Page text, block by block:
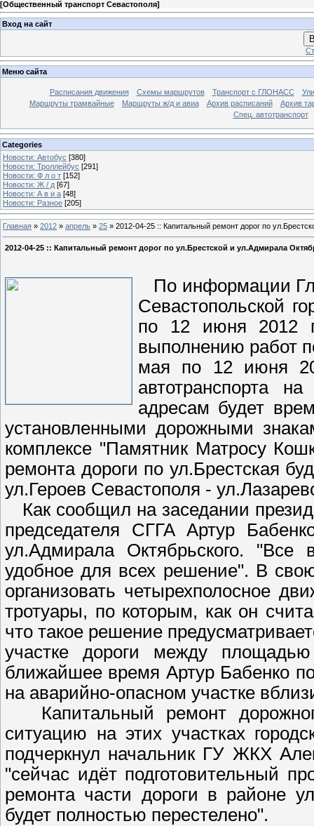
[Общественный транспорт Севастополя]
Вход на сайт
Меню сайта
Расписания движения Схемы маршрутов Транспорт с ГЛОНАСС
Маршруты трамвайные
Маршруты ж/д и авиа Архив расписаний
Архив
Спец. автотранспорт
Categories
Новости: Автобус [380]
Новости: Троллейбус [291]
Новости: Ф л о т [152]
Новости: Ж / д [67]
Новости: А в и а [48]
Новости: Разное [205]
Главная » 2012 » апрель » 25 » 2012-04-25 :: Капитальный ремонт дорог по
2012-04-25 :: Капитальный ремонт дорог по ул.Брестской и ул.Адмирала
По информации
Севастопольской
по 12 июня 2012
выполнению работ
мая по 12 июня
автотранспорта
адресам будет
установленными дорожными
комплексе "Памятник Матросу
ремонта дороги по ул.Брестская
ул.Героев Севастополя -
Как сообщил на заседании
председателя СГГА Артур
ул.Адмирала Октябрьского. "Все
удобное для всех решение". В
организовать четырехполосное
тротуары, по которым, как он
что такое решение
участке дороги между
ближайшее время Артур Бабенко
на аварийно-опасном участке
Капитальный ремонт
ситуацию на этих участках
подчеркнул начальник ГУ ЖКХ
"сейчас идёт подготовительный
ремонта части дороги в районе
будет полностью перестелено".